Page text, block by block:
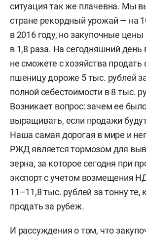
ситуация так же плачевна. Мы
стране рекордный урожай — на
в 2016 году, но закупочные цены
в 1,8 раза. На сегодняшний день
не сможете с хозяйства
пшеницу дороже 5 тыс. рублей
полной себестоимости в 8 тыс.
Возникает вопрос: зачем ее
выращивать, если продажи
Наша самая дорогая в мире и
РЖД является тормозом для
зерна, за которое сегодня при
экспорт с учетом возмещения
11–11,8 тыс. рублей за тонну те,
продать за рубеж.
И рассуждения о том, что